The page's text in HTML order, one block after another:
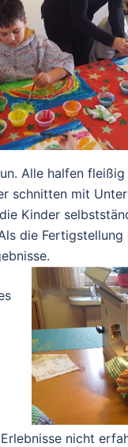
Alle halfen
schnitten mit
Kinder
die
nicht